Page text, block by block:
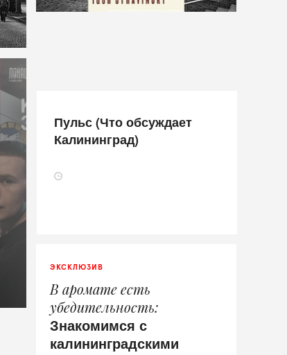
ЭКСКЛЮЗИВ
В аромате есть
убедительность
Знакомимся с
калининградскими
Пульс (Что обсуждает
Калининград)